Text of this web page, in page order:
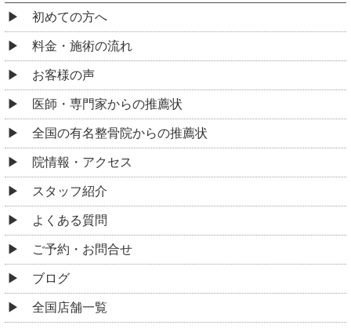
初めての方へ
料金・施術の流れ
お客様の声
医師・専門家からの推薦状
全国の有名整骨院からの推薦状
院情報・アクセス
スタッフ紹介
よくある質問
ご予約・お問合せ
ブログ
全国店舗一覧